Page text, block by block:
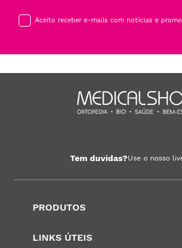
Aceito receber e-mails com notícias e
Tem duvidas?Use o nosso
PRODUTOS
LINKS ÚTEIS